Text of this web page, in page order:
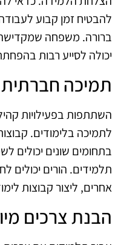
להבטיח זמן קבוע
ברורה. משפחה
יכולה לסייע רבות
תמיכה חברתית
השתתפות בפעילויות
לתמיכה בלימודים.
בתחומים שונים יכולים
תלמידים. הורים יכולים
אחרים, ליצור קבוצות
הבנת צרכים